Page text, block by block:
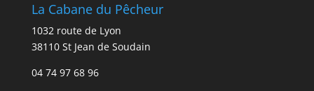
La Cabane du Pêcheur
1032 route de Lyon
38110 St Jean de Soudain
04 74 97 68 96